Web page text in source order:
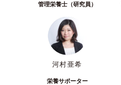
管理栄養士（研究員）
河村亜希
栄養サポーター